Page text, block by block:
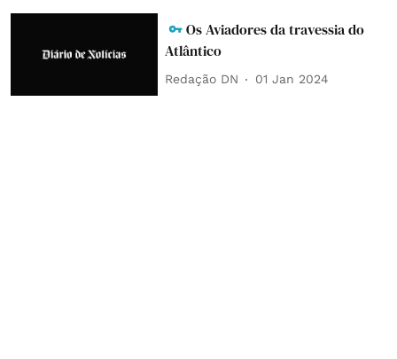
Os Aviadores da travessia do
Atlântico
Redação DN 01 Jan 2024